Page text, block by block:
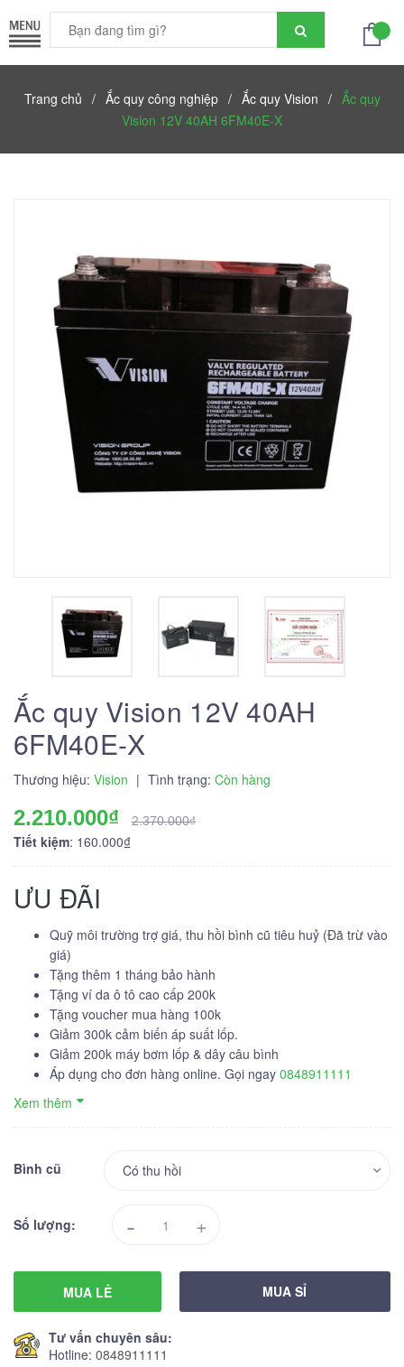
Trang chủ / Ắc quy công nghiệp / Ắc quy Vision / Ắc quy
Vision 12V 40AH 6FM40E-X
Ắc quy Vision 12V 40AH
6FM40E-X
Thương hiệu: Vision | Tình trạng: Còn hàng
2.210.000₫ 2.370.000₫
Tiết kiệm: 160.000₫
ƯU ĐÃI
Quỹ môi trường trợ giá, thu hồi bình cũ tiêu huỷ (Đã trừ vào
giá)
Tặng thêm 1 tháng bảo hành
Tặng ví da ô tô cao cấp 200k
Tặng voucher mua hàng 100k
Giảm 300k cảm biến áp suất lốp.
Giảm 200k máy bơm lốp & dây câu bình
Áp dụng cho đơn hàng online. Gọi ngay 0848911111
Xem thêm
Bình cũ
Số lượng: - +
MUA LẺ MUA SỈ
Tư vấn chuyên sâu:
Hotline: 0848911111